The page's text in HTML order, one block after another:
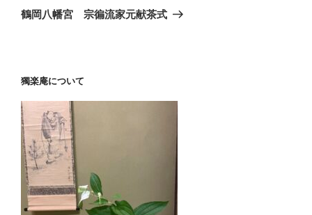
ゲ
ン
の
鶴岡八幡宮 宗徧流家元献茶式
獨楽庵について